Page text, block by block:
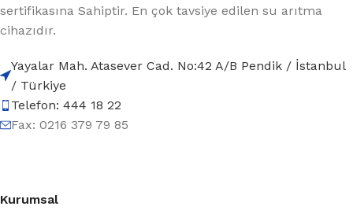
sertifikasına Sahiptir. En çok tavsiye edilen su arıtma
cihazıdır.
Yayalar Mah. Atasever Cad. No:42 A/B Pendik / İstanbul
/ Türkiye
Telefon: 444 18 22
Fax: 0216 379 79 85
Kurumsal